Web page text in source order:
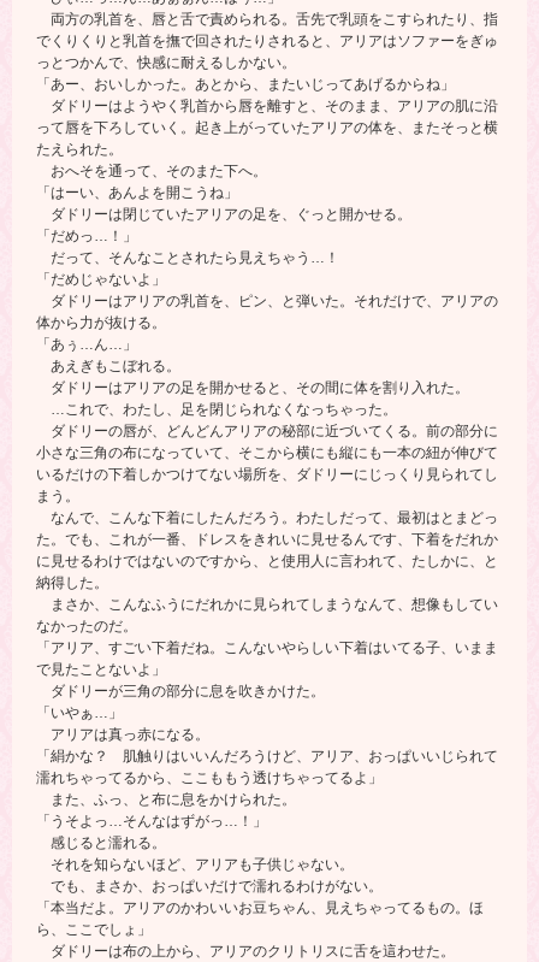
両方の乳首を、唇と舌で責められる。舌先で乳頭をこすられたり、指
でくりくりと乳首を撫で回されたりされると、アリアはソファーをぎゅ
っとつかんで、快感に耐えるしかない。
「あー、おいしかった。あとから、またいじってあげるからね」
ダドリーはようやく乳首から唇を離すと、そのまま、アリアの肌に沿
って唇を下ろしていく。起き上がっていたアリアの体を、またそっと横
たえられた。
おへそを通って、そのまた下へ。
「はーい、あんよを開こうね」
ダドリーは閉じていたアリアの足を、ぐっと開かせる。
「だめっ…！」
だって、そんなことされたら見えちゃう…！
「だめじゃないよ」
ダドリーはアリアの乳首を、ピン、と弾いた。それだけで、アリアの
体から力が抜ける。
「あぅ…ん…」
あえぎもこぼれる。
ダドリーはアリアの足を開かせると、その間に体を割り入れた。
…これで、わたし、足を閉じられなくなっちゃった。
ダドリーの唇が、どんどんアリアの秘部に近づいてくる。前の部分に
小さな三角の布になっていて、そこから横にも縦にも一本の紐が伸びて
いるだけの下着しかつけてない場所を、ダドリーにじっくり見られてし
まう。
なんで、こんな下着にしたんだろう。わたしだって、最初はとまどっ
た。でも、これが一番、ドレスをきれいに見せるんです、下着をだれか
に見せるわけではないのですから、と使用人に言われて、たしかに、と
納得した。
まさか、こんなふうにだれかに見られてしまうなんて、想像もしてい
なかったのだ。
「アリア、すごい下着だね。こんないやらしい下着はいてる子、いまま
で見たことないよ」
ダドリーが三角の部分に息を吹きかけた。
「いやぁ…」
アリアは真っ赤になる。
「絹かな？ 肌触りはいいんだろうけど、アリア、おっぱいいじられて
濡れちゃってるから、ここももう透けちゃってるよ」
また、ふっ、と布に息をかけられた。
「うそよっ…そんなはずがっ…！」
感じると濡れる。
それを知らないほど、アリアも子供じゃない。
でも、まさか、おっぱいだけで濡れるわけがない。
「本当だよ。アリアのかわいいお豆ちゃん、見えちゃってるもの。ほ
ら、ここでしょ」
ダドリーは布の上から、アリアのクリトリスに舌を這わせた。